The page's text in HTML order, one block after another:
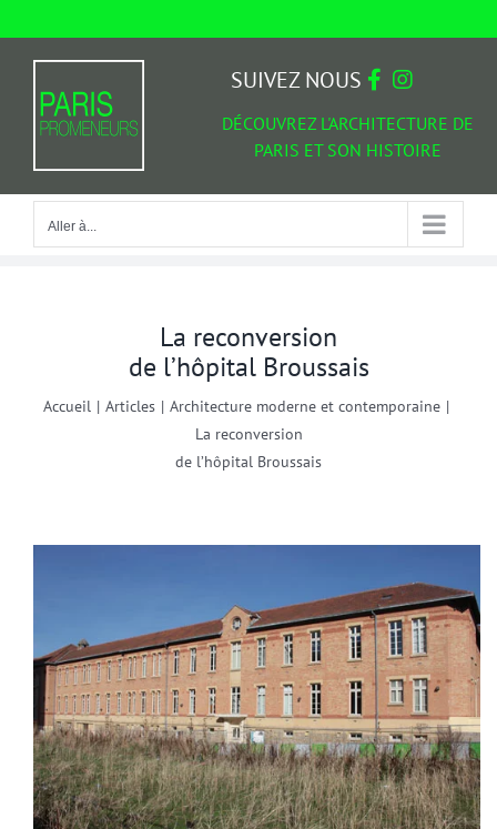
Aller à...
DÉCOUVREZ L'ARCHITECTURE DE
PARIS ET SON HISTOIRE
SUIVEZ NOUS
Aller à...
La reconversion
de l’hôpital Broussais
Accueil | Articles | Architecture moderne et contemporaine |
La reconversion
de l’hôpital Broussais